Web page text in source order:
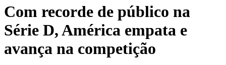
Com recorde de público na
Série D, América empata e
avança na competição